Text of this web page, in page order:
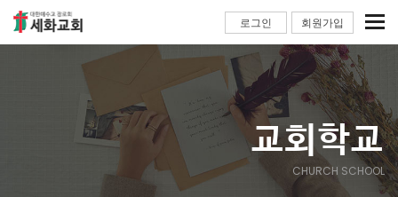
로그인 회원가입
교회학교
CHURCH SCHOOL